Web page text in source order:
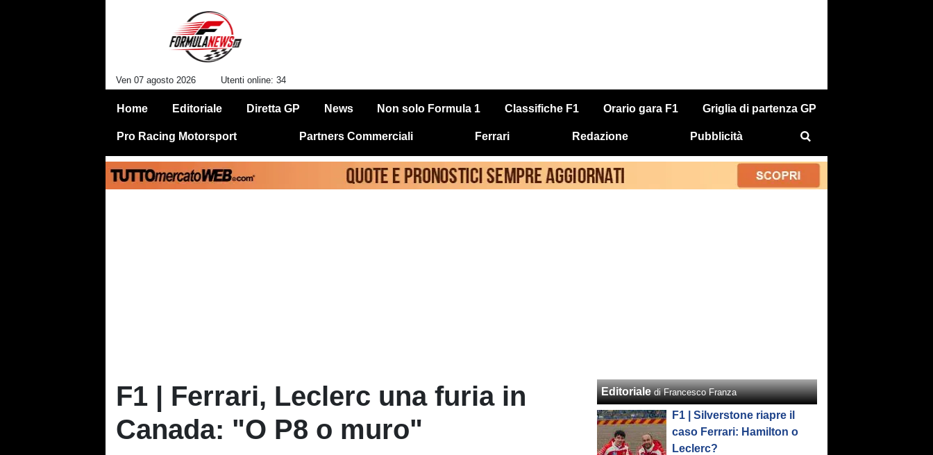
Ven 07 agosto 2026 Utenti online: 34
Home Editoriale Diretta GP News Non solo Formula 1 Classifiche F1 Orario gara F1 Griglia di partenza GP
Pro Racing Motorsport Partners Commerciali Ferrari Redazione Pubblicità
F1 | Ferrari, Leclerc una furia in
Canada: "O P8 o muro"
Editoriale di Francesco Franza
F1 | Silverstone riapre il
caso Ferrari: Hamilton o
Leclerc?